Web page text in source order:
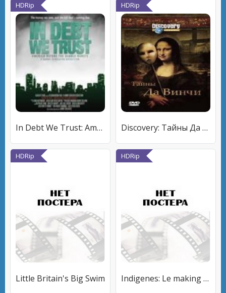
HDRip
In Debt We Trust: America Before the Bubble Bursts
HDRip
Discovery: Тайны Да Винчи
HDRip
Little Britain's Big Swim
HDRip
Indigenes: Le making of